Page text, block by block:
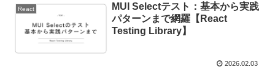
React
MUI Selectテスト：基本から実践
パターンまで網羅【React
Testing Library】
2026.02.03